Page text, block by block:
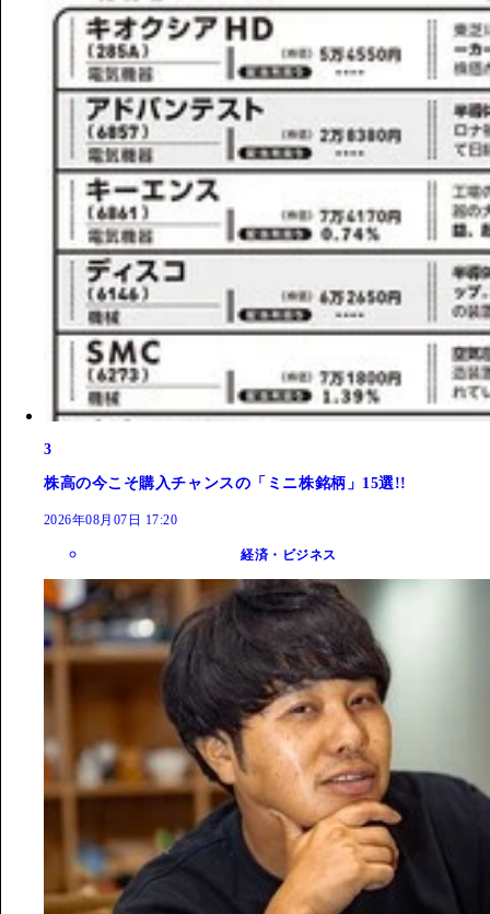
3
株高の今こそ購入チャンスの「ミニ株銘柄」15選!!
2026年08月07日 17:20
経済・ビジネス